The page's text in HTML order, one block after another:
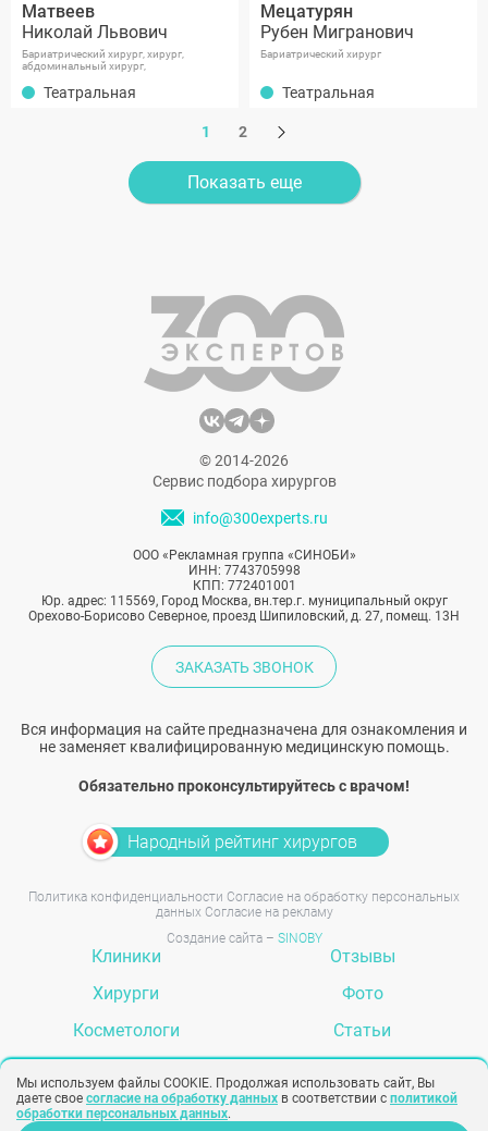
Матвеев
Николай Львович
Бариатрический хирург, хирург,
абдоминальный хирург,
Театральная
Мецатурян
Рубен Мигранович
Бариатрический хирург
Театральная
1 2
Показать еще
© 2014-2026
Сервис подбора хирургов
info@300experts.ru
ООО «Рекламная группа «СИНОБИ»
ИНН: 7743705998
КПП: 772401001
Юр. адрес: 115569, Город Москва, вн.тер.г. муниципальный округ
Орехово-Борисово Северное, проезд Шипиловский, д. 27, помещ. 13Н
ЗАКАЗАТЬ ЗВОНОК
Вся информация на сайте предназначена для ознакомления и
не заменяет квалифицированную медицинскую помощь.
Обязательно проконсультируйтесь с врачом!
Народный рейтинг хирургов
Политика конфиденциальности Согласие на обработку персональных
данных Согласие на рекламу
Создание сайта – SINOBY
Клиники
Хирурги
Косметологи
Отзывы
Фото
Статьи
Мы используем файлы COOKIE. Продолжая использовать сайт, Вы
даете свое согласие на обработку данных в соответствии с политикой
обработки персональных данных.